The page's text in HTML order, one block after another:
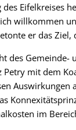
Eifelkreises
willkommen
er das
des Gemeinde-
Petry mit dem
im